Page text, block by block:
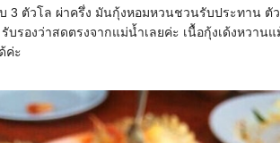
3 ตัวโล ผ่าครึ่ง มันกุ้งหอมหวนชวนรับประทาน ตัว
บรองว่าสดตรงจากแม่น้ำเลยค่ะ เนื้อกุ้งเด้งหวาน
ค่ะ